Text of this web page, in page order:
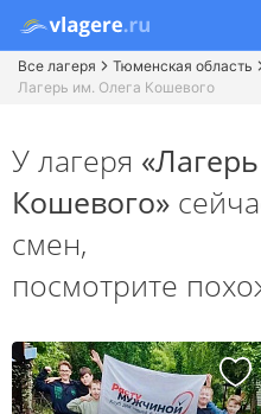
Все лагеря Тюменская область
Лагерь им. Олега Кошевого
У лагеря
Кошевого»
смен,
посмотрите